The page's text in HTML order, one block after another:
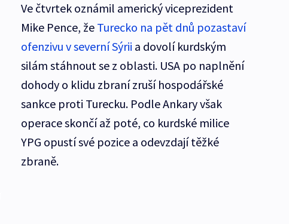
Ve čtvrtek oznámil americký viceprezident
Mike Pence, že Turecko na pět dnů pozastaví
ofenzivu v severní Sýrii a dovolí kurdským
silám stáhnout se z oblasti. USA po naplnění
dohody o klidu zbraní zruší hospodářské
sankce proti Turecku. Podle Ankary však
operace skončí až poté, co kurdské milice
YPG opustí své pozice a odevzdají těžké
zbraně.